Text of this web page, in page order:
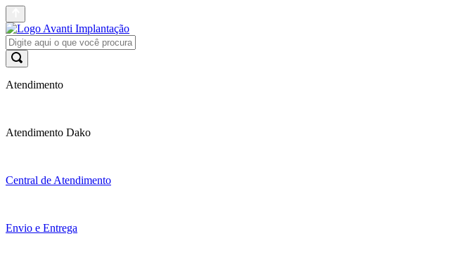
Atendimento
Atendimento Dako
Central de Atendimento
Envio e Entrega